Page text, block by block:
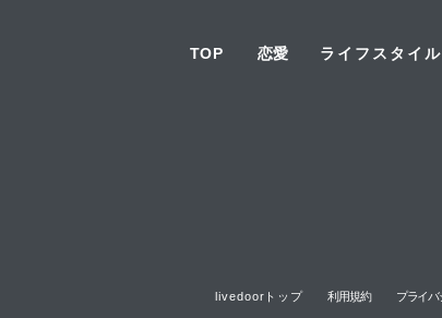
TOP 恋愛 ライフスタイル
livedoorトップ 利用規約 プライ